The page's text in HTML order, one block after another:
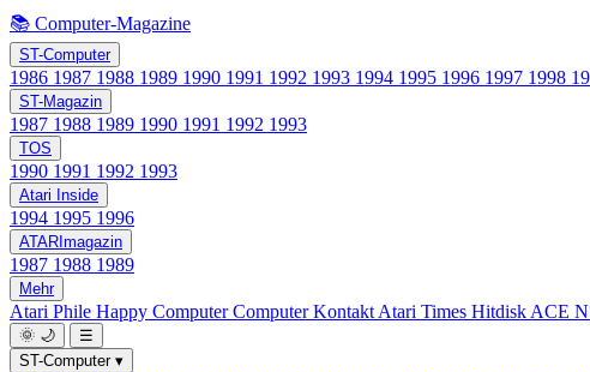
📚 Computer-Magazine
ST-Computer
1986 1987 1988 1989 1990 1991 1992 1993 1994 1995 1996 1997 1998
ST-Magazin
1987 1988 1989 1990 1991 1992 1993
TOS
1990 1991 1992 1993
Atari Inside
1994 1995 1996
ATARImagazin
1987 1988 1989
Mehr
Atari Phile Happy ComputerComputer Kontakt Atari Times Hitdisk ACE
🌞 🌙
☰
ST-Computer ▾